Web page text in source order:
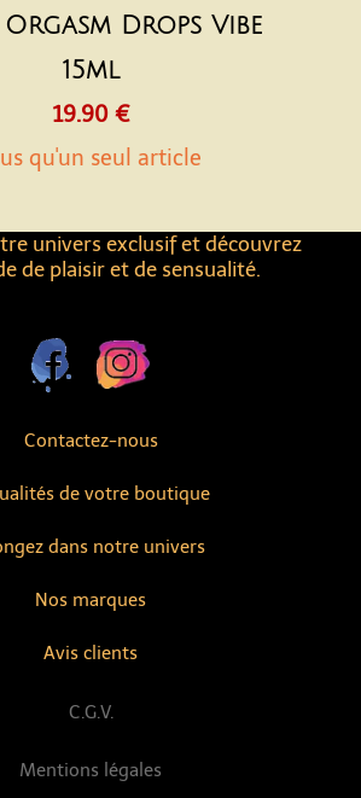
Contactez-nous
de votre boutique
Avis clients
Nos marques
univers exclusif et découvrez
de plaisir et de sensualité.
dans notre univers
Mentions légales
C.G.V.
Drops Vibe
15ml
19.90 €
qu'un seul article